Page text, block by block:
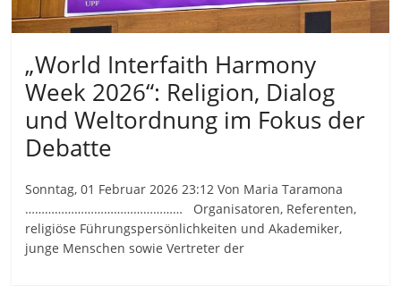
„World Interfaith Harmony
Week 2026“: Religion, Dialog
und Weltordnung im Fokus der
Debatte
Sonntag, 01 Februar 2026 23:12 Von Maria Taramona
………………………………………… Organisatoren, Referenten,
religiöse Führungspersönlichkeiten und Akademiker,
junge Menschen sowie Vertreter der